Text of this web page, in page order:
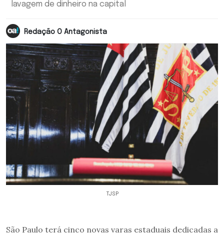
lavagem de dinheiro na capital
Redação O Antagonista
TJSP
São Paulo terá cinco novas varas estaduais dedicadas a